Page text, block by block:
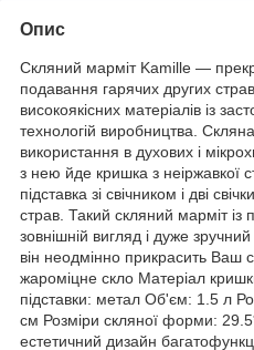
Опис
Скляний марміт Kamille —
подавання гарячих других
високоякісних матеріалів із
технологій виробництва.
використання в духових і
з нею йде кришка з неіржавкої
підставка зі свічником і дві
страв. Такий скляний марміт із
зовнішній вигляд і дуже
він неодмінно прикрасить Ваш
жароміцне скло Матеріал
підставки: метал Об'єм: 1.5 л
см Розміри скляної форми:
естетичний дизайн